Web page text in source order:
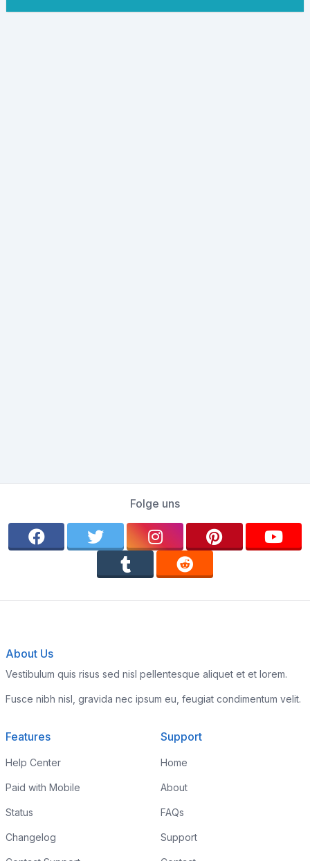
Folge uns
About Us
Vestibulum quis risus sed nisl pellentesque aliquet et et lorem.
Fusce nibh nisl, gravida nec ipsum eu, feugiat condimentum velit.
Features
Help Center
Paid with Mobile
Status
Changelog
Support
Home
About
FAQs
Support